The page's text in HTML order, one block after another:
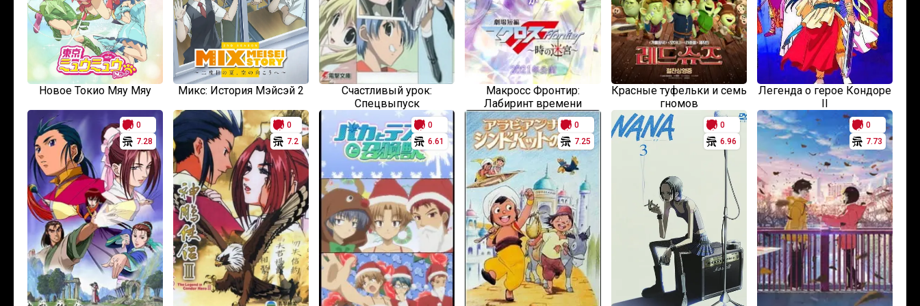
Новое Токио Мяу Мяу Микс: История Мэйсэй 2
Счастливый урок:
Спецвыпуск
Макросс Фронтир:
Лабиринт времени
Красные туфельки и семь
гномов
Легенда о герое Кондоре
II
0
7.28
0
7.2
0
6.61
0
7.25
0
6.96
0
7.73